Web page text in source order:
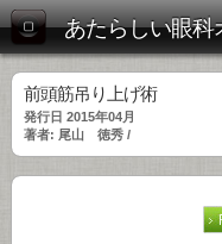
あたらしい眼科
前頭筋吊り上げ術
発行日 2015年04月
著者: 尾山 徳秀 /